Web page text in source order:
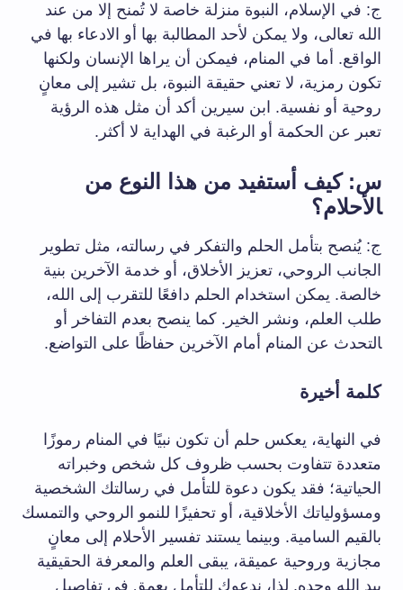
ج: في‌ الإسلام، النبوة منزلة خاصة⁣ لا تُمنح إلا من عند
الله تعالى، ولا يمكن لأحد المطالبة بها أو الادعاء بها في⁤
الواقع. أما في المنام، فيمكن أن يراها الإنسان ولكنها
تكون رمزية، لا تعني حقيقة ⁢النبوة، بل تشير إلى معانٍ
روحية أو نفسية. ابن سيرين أكد أن مثل هذه⁤ الرؤية
تعبر عن الحكمة أو الرغبة في ⁣الهداية لا أكثر.
س: كيف ⁣أستفيد من هذا النوع من
‍الأحلام؟
ج: يُنصح بتأمل ⁣الحلم والتفكر في رسالته، ​مثل تطوير
الجانب الروحي، تعزيز الأخلاق، أو خدمة الآخرين بنية
خالصة. ⁤يمكن استخدام الحلم دافعًا للتقرب إلى الله،
⁣طلب العلم، ونشر ⁣الخير. كما ينصح بعدم التفاخر أو
‍التحدث عن المنام أمام الآخرين حفاظًا على التواضع.
كلمة أخيرة
في النهاية،⁣ يعكس حلم أن تكون نبيًا في المنام رموزًا
متعددة تتفاوت بحسب ظروف كل شخص وخبراته
الحياتية؛ فقد يكون دعوة للتأمل في رسالتك الشخصية
ومسؤولياتك الأخلاقية، أو تحفيزًا للنمو الروحي والتمسك
بالقيم السامية. وبينما يستند تفسير الأحلام إلى معانٍ
مجازية وروحية عميقة، يبقى العلم والمعرفة الحقيقية
بيد الله وحده. لذا، ندعوك للتأمل ​بعمق في تفاصيل